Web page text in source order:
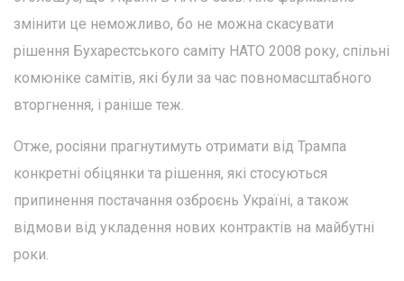
змінити це неможливо, бо не можна скасувати
рішення Бухарестського саміту НАТО 2008 року, спільні
комюніке самітів, які були за час повномасштабного
вторгнення, і раніше теж.
Отже, росіяни прагнутимуть отримати від Трампа
конкретні обіцянки та рішення, які стосуються
припинення постачання озброєнь Україні, а також
відмови від укладення нових контрактів на майбутні
роки.